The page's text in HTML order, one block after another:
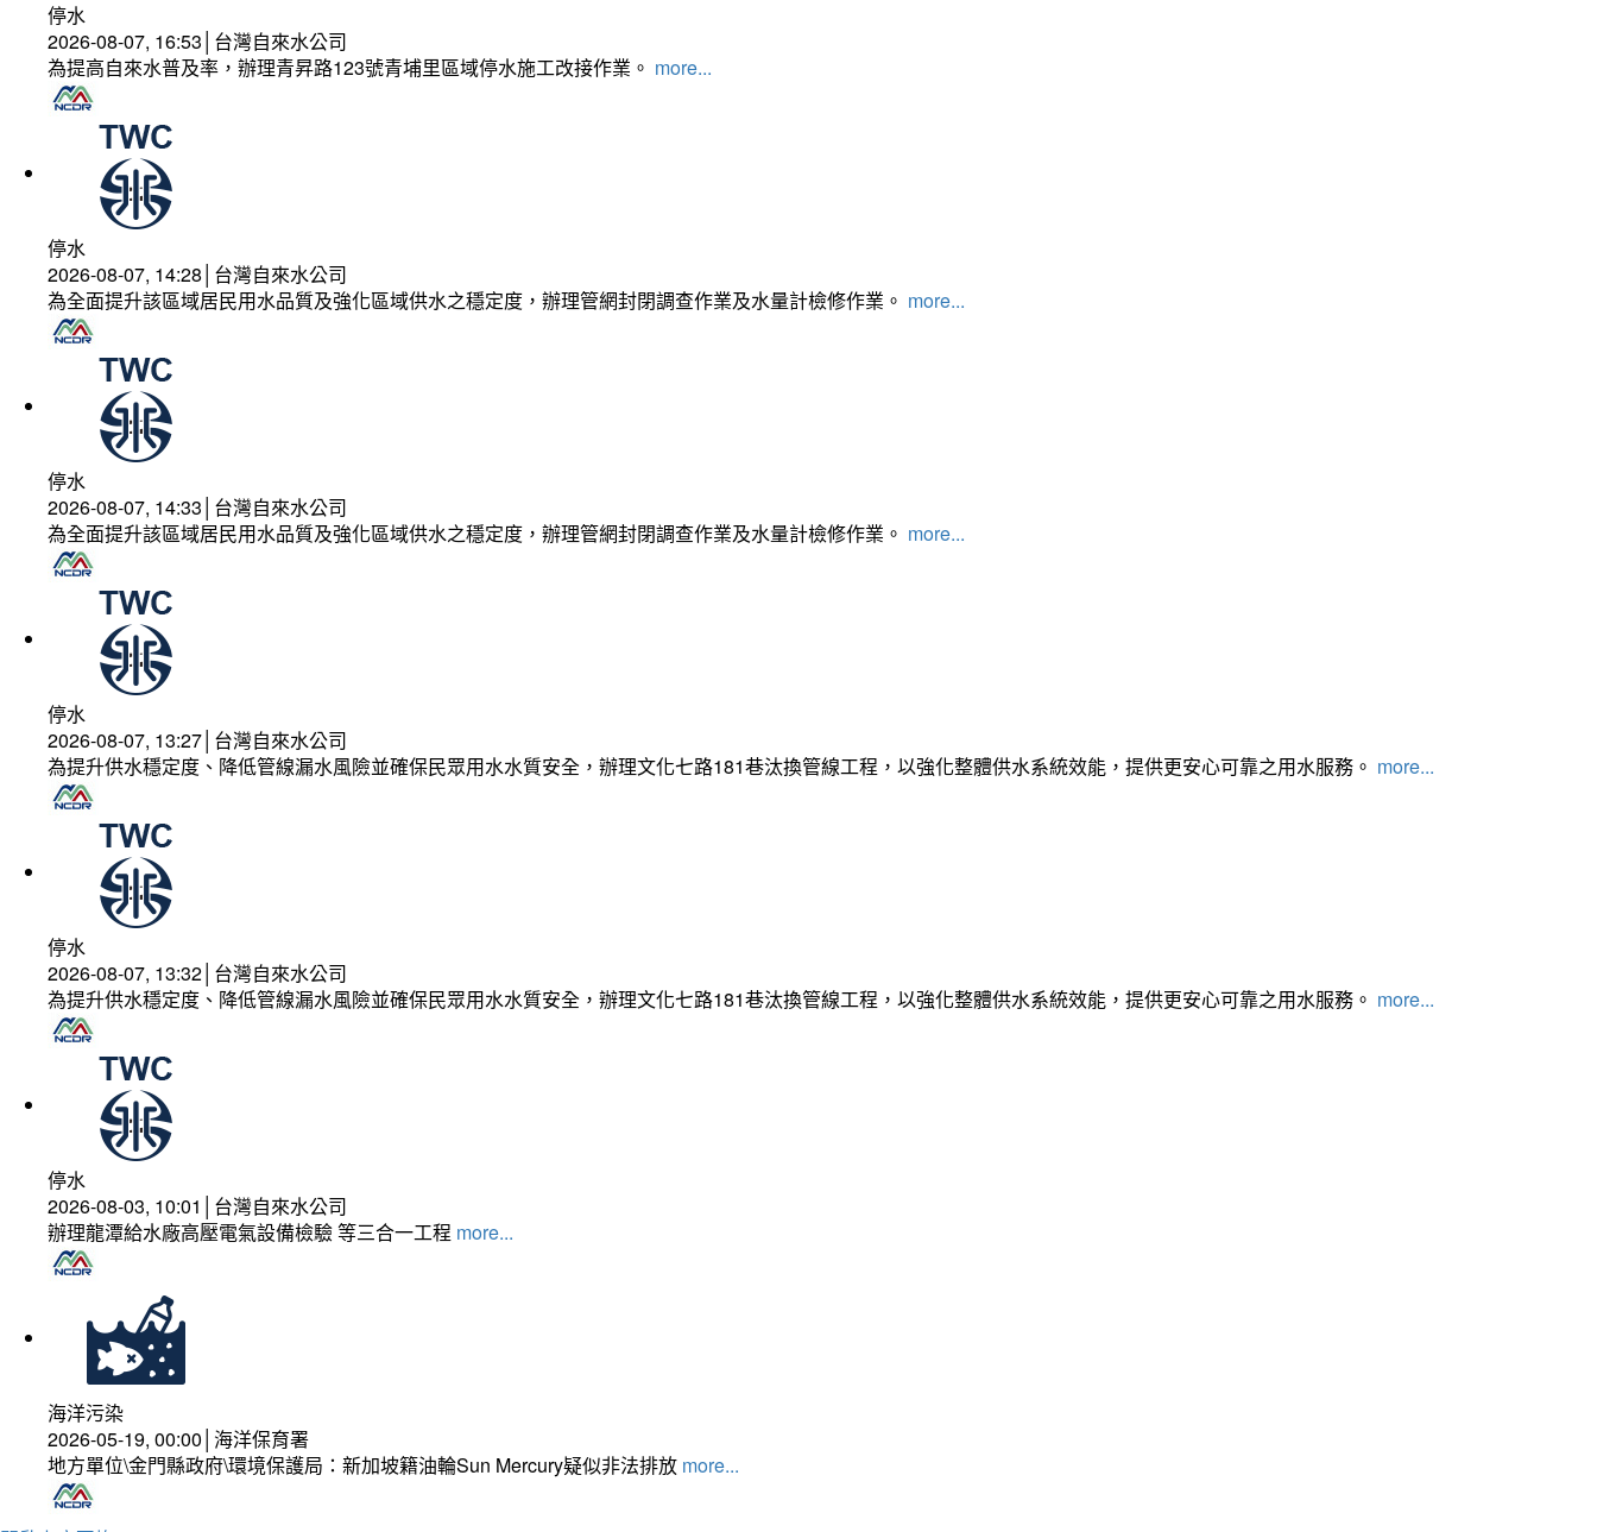
停水
2026-08-07, 16:53│台灣自來水公司
為提高自來水普及率，辦理青昇路123號青埔里區域停水施工改接作業。 more...
停水
2026-08-07, 14:28│台灣自來水公司
為全面提升該區域居民用水品質及強化區域供水之穩定度，辦理管網封閉調查作業及水量計檢修作業。 more...
停水
2026-08-07, 14:33│台灣自來水公司
為全面提升該區域居民用水品質及強化區域供水之穩定度，辦理管網封閉調查作業及水量計檢修作業。 more...
停水
2026-08-07, 13:27│台灣自來水公司
為提升供水穩定度、降低管線漏水風險並確保民眾用水水質安全，辦理文化七路181巷汰換管線工程，以強化整體供水系統效能，提供更安心可靠之用水服務。 more...
停水
2026-08-07, 13:32│台灣自來水公司
為提升供水穩定度、降低管線漏水風險並確保民眾用水水質安全，辦理文化七路181巷汰換管線工程，以強化整體供水系統效能，提供更安心可靠之用水服務。 more...
停水
2026-08-03, 10:01│台灣自來水公司
辦理龍潭給水廠高壓電氣設備檢驗 等三合一工程 more...
海洋污染
2026-05-19, 00:00│海洋保育署
地方單位\金門縣政府\環境保護局：新加坡籍油輪Sun Mercury疑似非法排放 more...